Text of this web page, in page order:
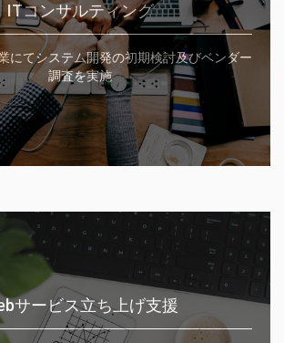
ITコンサルティング
にてシステム開発の初期検討及びベンダー
調査を実施
サービス立ち上げ支援